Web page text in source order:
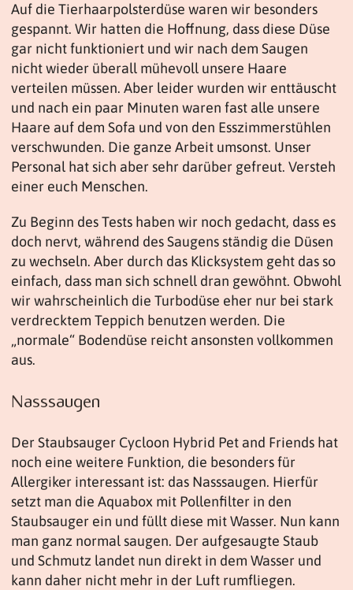
Auf die Tierhaarpolsterdüse waren wir besonders
gespannt. Wir hatten die Hoffnung, dass diese Düse
gar nicht funktioniert und wir nach dem Saugen
nicht wieder überall mühevoll unsere Haare
verteilen müssen. Aber leider wurden wir enttäuscht
und nach ein paar Minuten waren fast alle unsere
Haare auf dem Sofa und von den Esszimmerstühlen
verschwunden. Die ganze Arbeit umsonst. Unser
Personal hat sich aber sehr darüber gefreut. Versteh
einer euch Menschen.
Zu Beginn des Tests haben wir noch gedacht, dass es
doch nervt, während des Saugens ständig die Düsen
zu wechseln. Aber durch das Klicksystem geht das so
einfach, dass man sich schnell dran gewöhnt. Obwohl
wir wahrscheinlich die Turbodüse eher nur bei stark
verdrecktem Teppich benutzen werden. Die
„normale“ Bodendüse reicht ansonsten vollkommen
aus.
Nasssaugen
Der Staubsauger Cycloon Hybrid Pet and Friends hat
noch eine weitere Funktion, die besonders für
Allergiker interessant ist: das Nasssaugen. Hierfür
setzt man die Aquabox mit Pollenfilter in den
Staubsauger ein und füllt diese mit Wasser. Nun kann
man ganz normal saugen. Der aufgesaugte Staub
und Schmutz landet nun direkt in dem Wasser und
kann daher nicht mehr in der Luft rumfliegen.